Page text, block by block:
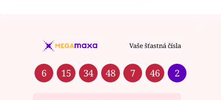
Vaše šťastná čísla
6 15 34 48 7 46 2